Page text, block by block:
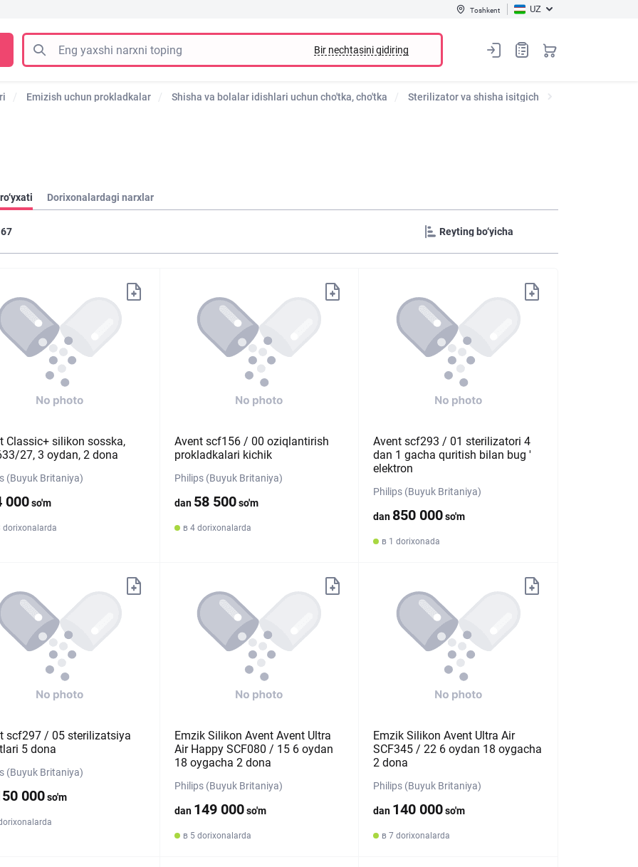
Toshkent UZ
Bir nechtasini qidiring
Emizish uchun prokladkalar Shisha va bolalar idishlari uchun cho'tka, cho'tka Sterilizator va shisha isitgich
Dorixonalardagi narxlar
67
Classic+ silikon sosska,
27, 3 oydan, 2 dona
(Buyuk Britaniya)
000so'm
dorixonalarda
Avent scf156 / 00 oziqlantirish
prokladkalari kichik
Philips (Buyuk Britaniya)
dan 58 500so'm
в 4 dorixonalarda
Avent scf293 / 01 sterilizatori 4
dan 1 gacha quritish bilan bug '
elektron
Philips (Buyuk Britaniya)
dan 850 000so'm
в 1 dorixonada
scf297 / 05 sterilizatsiya
5 dona
(Buyuk Britaniya)
000so'm
Emzik Silikon Avent Avent Ultra
Air Happy SCF080 / 15 6 oydan
18 oygacha 2 dona
Philips (Buyuk Britaniya)
dan 149 000so'm
в 5 dorixonalarda
Emzik Silikon Avent Ultra Air
SCF345 / 22 6 oydan 18 oygacha
2 dona
Philips (Buyuk Britaniya)
dan 140 000so'm
в 7 dorixonalarda